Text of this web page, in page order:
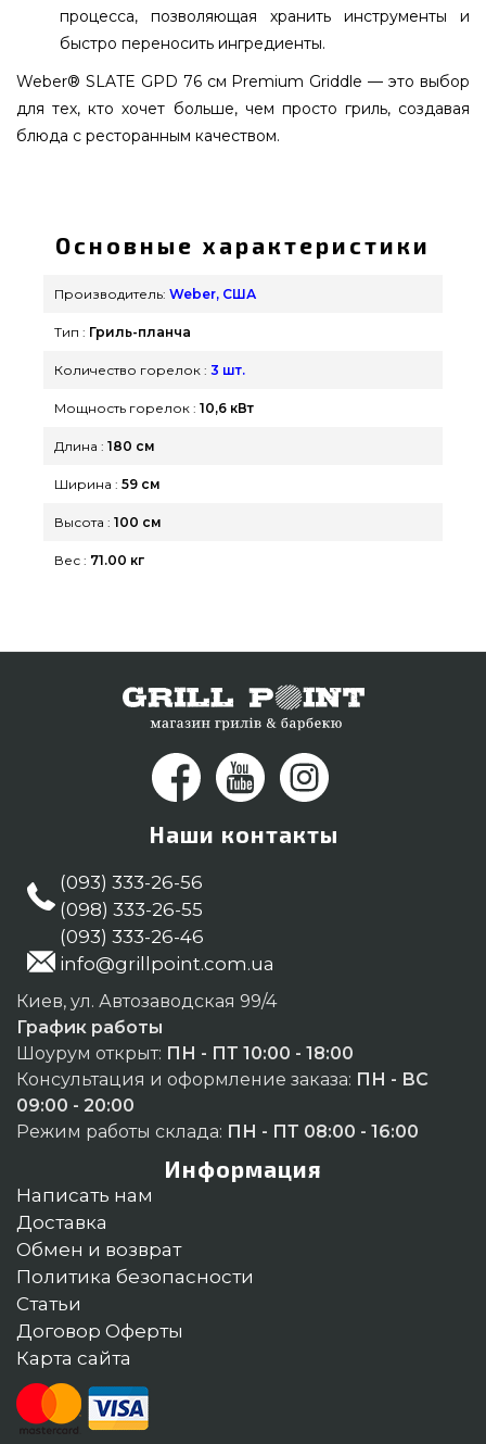
процесса, позволяющая хранить инструменты и
быстро переносить ингредиенты.
Weber® SLATE GPD 76 см Premium Griddle — это выбор
для тех, кто хочет больше, чем просто гриль, создавая
блюда с ресторанным качеством.
США по лучшей цене всего 90 789 грн. в онлайн
каталоге грилей и аксессуаров grillpoint.com.ua
Заманчивые предложения на Гриль-планча в
прямо сейчас нашим продавцам на номер
0(800) 337-275 и мы доставим клиентам городов:
Основные характеристики
Производитель: Weber, США
Тип : Гриль-планча
Количество горелок : 3 шт.
Мощность горелок : 10,6 кВт
Длина : 180 см
Ширина : 59 см
Высота : 100 см
Вес : 71.00 кг
Наши контакты
(093) 333-26-56
(098) 333-26-55
(093) 333-26-46
info@grillpoint.com.ua
Киев, ул. Автозаводская 99/4
График работы
Шоурум открыт: ПН - ПТ 10:00 - 18:00
Консультация и оформление заказа: ПН - ВС
09:00 - 20:00
Режим работы склада: ПН - ПТ 08:00 - 16:00
Информация
Написать нам
Доставка
Обмен и возврат
Политика безопасности
Статьи
Договор Оферты
Карта сайта